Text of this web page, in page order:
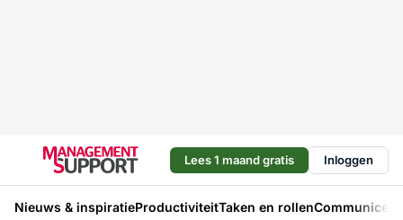
Lees 1 maand gratis Inloggen
Nieuws & inspiratieProductiviteitTaken en rollen